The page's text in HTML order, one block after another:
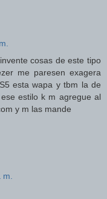
cosas de este tipo
me paresen exagera
esta wapa y tbm la de
estilo k m agregue al
y m las mande
m.